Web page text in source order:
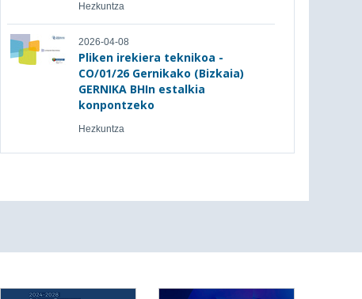
Hezkuntza
2026-04-08
Pliken irekiera teknikoa -
CO/01/26 Gernikako (Bizkaia)
GERNIKA BHIn estalkia
konpontzeko
Hezkuntza